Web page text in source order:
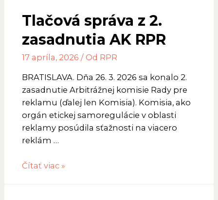
v
2025
stúpol,
aj
sťažnosti.
Problémom
boli
superlatívy,
klamlivosť
neoznačená
Tlačová správa z 2.
zasadnutia AK RPR
17 apríla, 2026 / Od RPR
BRATISLAVA. Dňa 26. 3. 2026 sa konalo 2.
zasadnutie Arbitrážnej komisie Rady pre
reklamu (ďalej len Komisia). Komisia, ako
orgán etickej samoregulácie v oblasti
reklamy posúdila sťažnosti na viacero
reklám …
Tlačová
Čítať viac »